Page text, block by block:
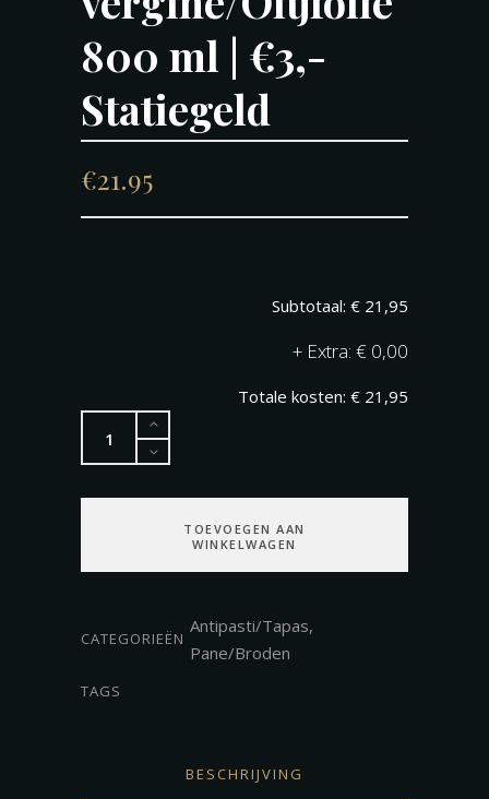
800 ml | €3,-
Statiegeld
€21.95
€ 21,95
+ € 0,00
€ 21,95
vergine/Olijfolie
€3,-
hoeveelheid
TOEVOEGEN AAN
WINKELWAGEN
CATEGORIEËN
Antipasti/Tapas,
Pane/Broden
TAGS
BESCHRIJVING